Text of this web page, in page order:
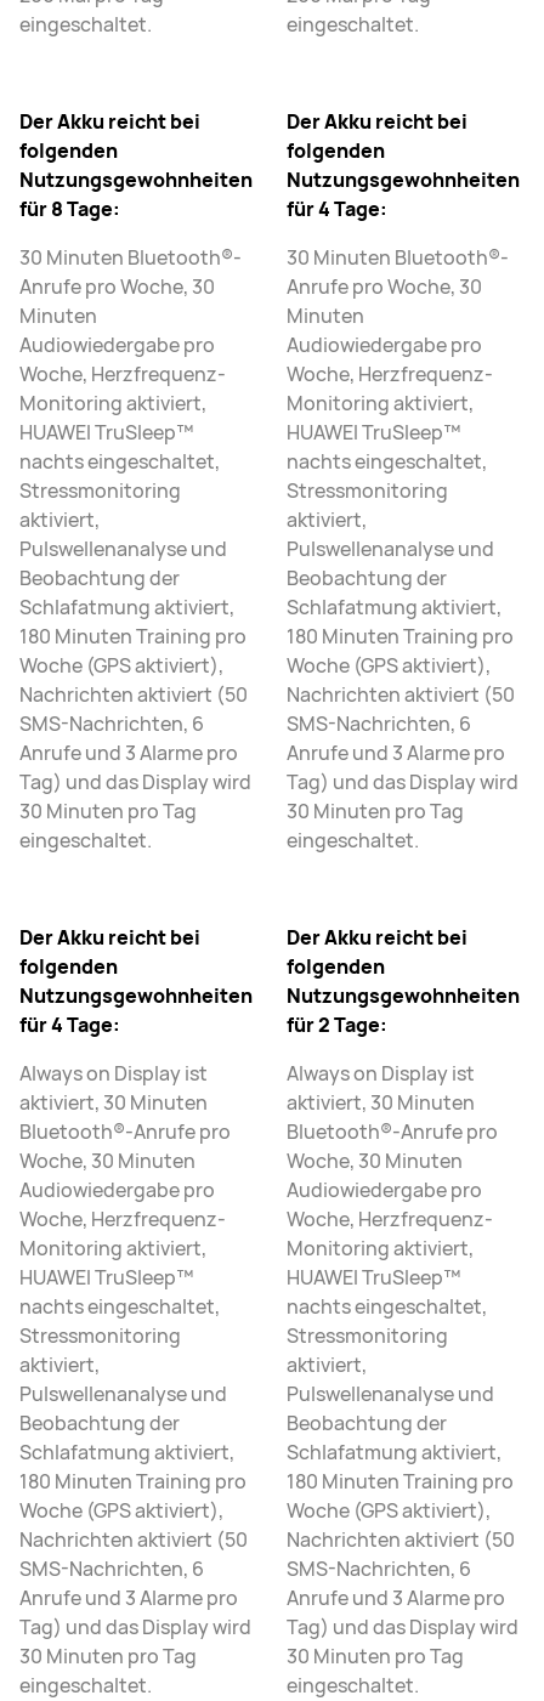
eingeschaltet.
Der Akku reicht bei
folgenden
Nutzungsgewohnheiten
für 8 Tage:
30 Minuten Bluetooth®-
Anrufe pro Woche, 30
Minuten
Audiowiedergabe pro
Woche, Herzfrequenz-
Monitoring aktiviert,
HUAWEI TruSleep™
nachts eingeschaltet,
Stressmonitoring
aktiviert,
Pulswellenanalyse und
Beobachtung der
Schlafatmung aktiviert,
180 Minuten Training pro
Woche (GPS aktiviert),
Nachrichten aktiviert (50
SMS-Nachrichten, 6
Anrufe und 3 Alarme pro
Tag) und das Display wird
30 Minuten pro Tag
eingeschaltet.
Der Akku reicht bei
folgenden
Nutzungsgewohnheiten
für 4 Tage:
Always on Display ist
aktiviert, 30 Minuten
Bluetooth®-Anrufe pro
Woche, 30 Minuten
Audiowiedergabe pro
Woche, Herzfrequenz-
Monitoring aktiviert,
HUAWEI TruSleep™
nachts eingeschaltet,
Stressmonitoring
aktiviert,
Pulswellenanalyse und
Beobachtung der
Schlafatmung aktiviert,
180 Minuten Training pro
Woche (GPS aktiviert),
Nachrichten aktiviert (50
SMS-Nachrichten, 6
Anrufe und 3 Alarme pro
Tag) und das Display wird
30 Minuten pro Tag
eingeschaltet.
eingeschaltet.
Der Akku reicht bei
folgenden
Nutzungsgewohnheiten
für 4 Tage:
30 Minuten Bluetooth®-
Anrufe pro Woche, 30
Minuten
Audiowiedergabe pro
Woche, Herzfrequenz-
Monitoring aktiviert,
HUAWEI TruSleep™
nachts eingeschaltet,
Stressmonitoring
aktiviert,
Pulswellenanalyse und
Beobachtung der
Schlafatmung aktiviert,
180 Minuten Training pro
Woche (GPS aktiviert),
Nachrichten aktiviert (50
SMS-Nachrichten, 6
Anrufe und 3 Alarme pro
Tag) und das Display wird
30 Minuten pro Tag
eingeschaltet.
Der Akku reicht bei
folgenden
Nutzungsgewohnheiten
für 2 Tage:
Always on Display ist
aktiviert, 30 Minuten
Bluetooth®-Anrufe pro
Woche, 30 Minuten
Audiowiedergabe pro
Woche, Herzfrequenz-
Monitoring aktiviert,
HUAWEI TruSleep™
nachts eingeschaltet,
Stressmonitoring
aktiviert,
Pulswellenanalyse und
Beobachtung der
Schlafatmung aktiviert,
180 Minuten Training pro
Woche (GPS aktiviert),
Nachrichten aktiviert (50
SMS-Nachrichten, 6
Anrufe und 3 Alarme pro
Tag) und das Display wird
30 Minuten pro Tag
eingeschaltet.